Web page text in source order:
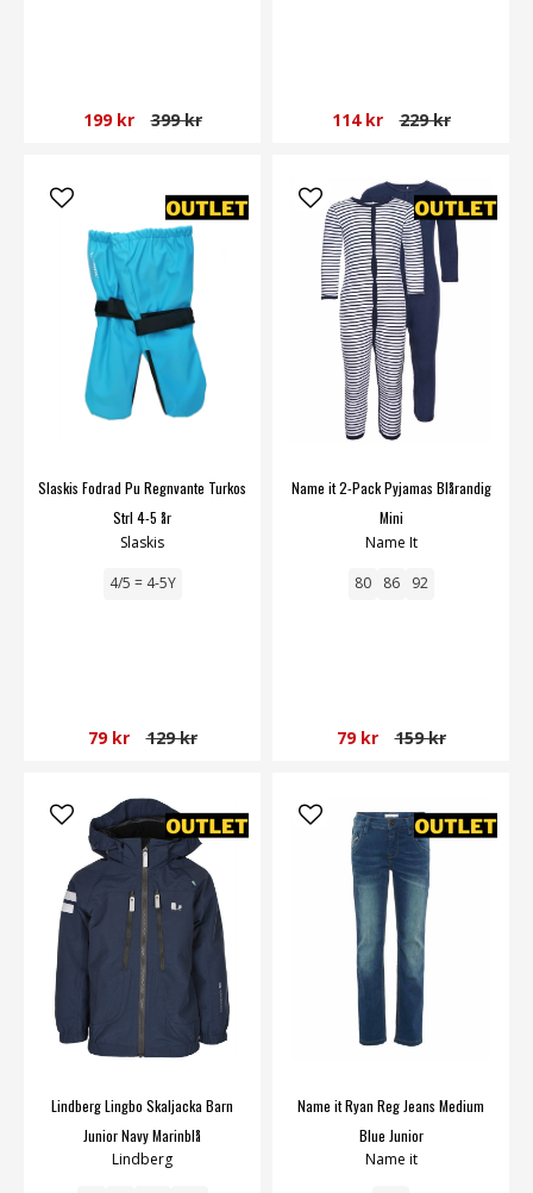
199 kr 399 kr 114 kr 229 kr
Slaskis Fodrad Pu Regnvante Turkos
Strl 4-5 år
Slaskis
4/5 = 4-5Y
79 kr 129 kr
Name it 2-Pack Pyjamas Blårandig
Mini
Name It
80 86 92
79 kr 159 kr
Lindberg Lingbo Skaljacka Barn
Junior Navy Marinblå
Lindberg
Name it Ryan Reg Jeans Medium
Blue Junior
Name it